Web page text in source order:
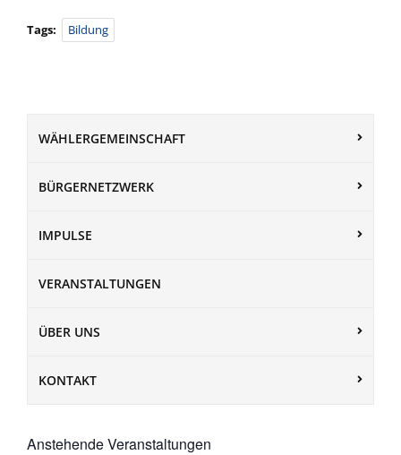
WÄHLERGEMEINSCHAFT
BÜRGERNETZWERK
IMPULSE
VERANSTALTUNGEN
ÜBER UNS
KONTAKT
Tags: Bildung
Anstehende Veranstaltungen